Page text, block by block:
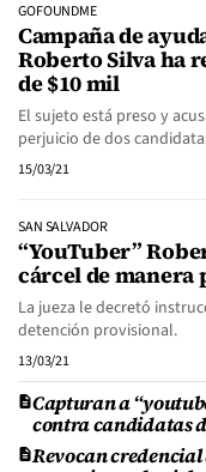
GOFOUNDME
Campaña de
Roberto Silva ha
de $10 mil
El sujeto está preso y
perjuicio de dos
15/03/21
SAN SALVADOR
“YouTuber”
cárcel de
La jueza le decretó
detención provisional.
13/03/21
Capturan a
contra candidatas
Revocan credencial